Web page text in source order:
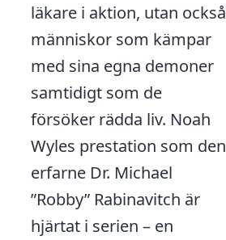
läkare i aktion, utan också
människor som kämpar
med sina egna demoner
samtidigt som de
försöker rädda liv. Noah
Wyles prestation som den
erfarne Dr. Michael
”Robby” Rabinavitch är
hjärtat i serien – en